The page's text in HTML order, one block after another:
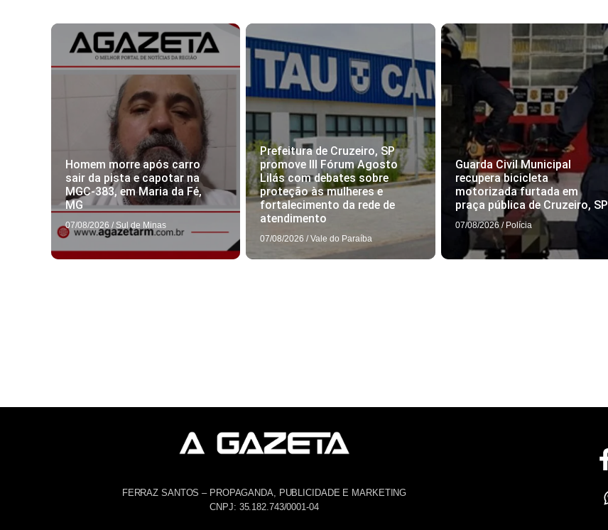
Homem morre após carro
sair da pista e capotar na
MGC-383, em Maria da Fé,
MG
07/08/2026 / Sul de Minas
Prefeitura de Cruzeiro, SP
promove III Fórum Agosto
Lilás com debates sobre
proteção às mulheres e
fortalecimento da rede de
atendimento
07/08/2026 / Vale do Paraíba
Guarda Civil Municipal
recupera bicicleta
motorizada furtada em
praça pública de Cruzeiro, SP
07/08/2026 / Polícia
FERRAZ SANTOS – PROPAGANDA, PUBLICIDADE E MARKETING
CNPJ: 35.182.743/0001-04